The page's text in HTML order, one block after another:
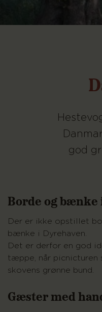
god
Borde og bænke
Der er ikke opstillet
bænke i Dyrehaven.
Det er derfor en god
tæppe, når picnicturen
skovens grønne bund.
Gæster med